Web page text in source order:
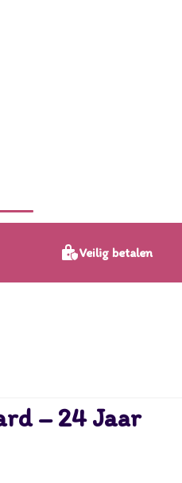
Veilig betalen
– 24 Jaar